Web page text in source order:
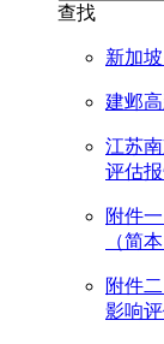
查找
新加
建邺
江苏
评估
附件
（简本
附件
影响